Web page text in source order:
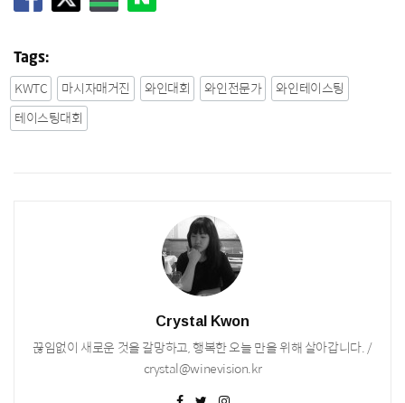
Tags:
KWTC 마시자매거진 와인대회 와인전문가
와인테이스팅
테이스팅대회
Crystal Kwon
끊임없이 새로운 것을 갈망하고, 행복한 오늘 만을 위해 살아갑니다. /
crystal@winevision.kr